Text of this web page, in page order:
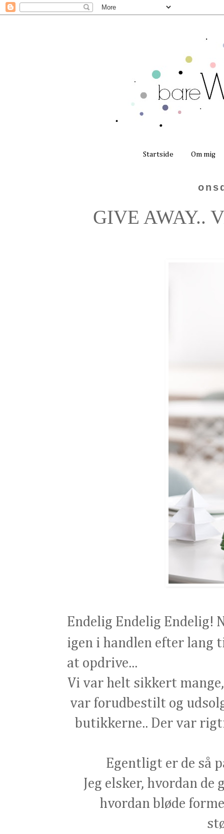
Startside Om mig
GIVE AWAY..
Endelig Endelig Endelig!
igen i handlen efter
at opdrive...
Vi var helt sikkert
var forudbestilt og
butikkerne.. Der var
Egentligt er de så
Jeg elsker, hvordan
hvordan bløde